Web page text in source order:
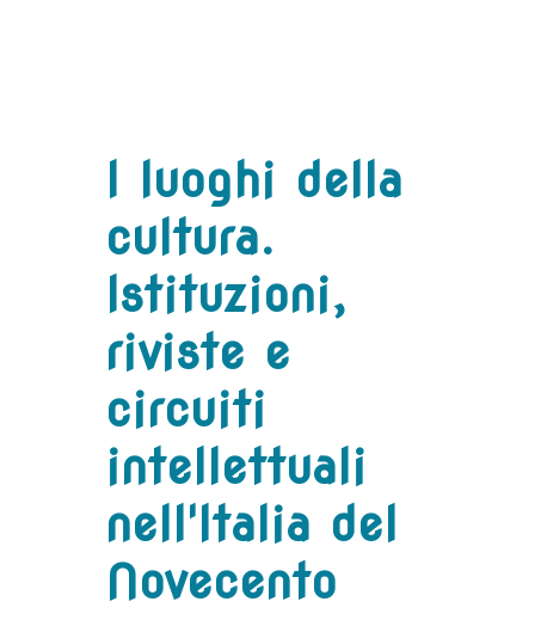
I luoghi della
cultura.
Istituzioni,
riviste e
circuiti
intellettuali
nell'Italia del
Novecento